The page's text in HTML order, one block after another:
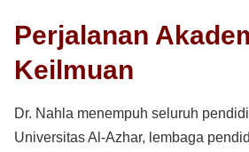
Perjalanan
Keilmuan
Dr. Nahla menempuh seluruh
Universitas Al-Azhar, lembaga